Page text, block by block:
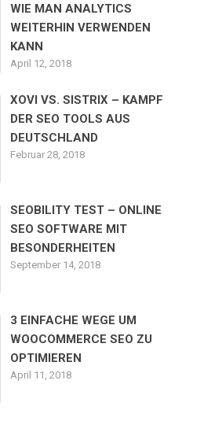
WIE MAN ANALYTICS
WEITERHIN VERWENDEN
KANN
April 12, 2018
XOVI VS. SISTRIX – KAMPF
DER SEO TOOLS AUS
DEUTSCHLAND
Februar 28, 2018
SEOBILITY TEST – ONLINE
SEO SOFTWARE MIT
BESONDERHEITEN
September 14, 2018
3 EINFACHE WEGE UM
WOOCOMMERCE SEO ZU
OPTIMIEREN
April 11, 2018